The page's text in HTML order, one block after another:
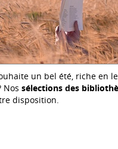
un bel été, riche en
Nos sélections des
disposition.